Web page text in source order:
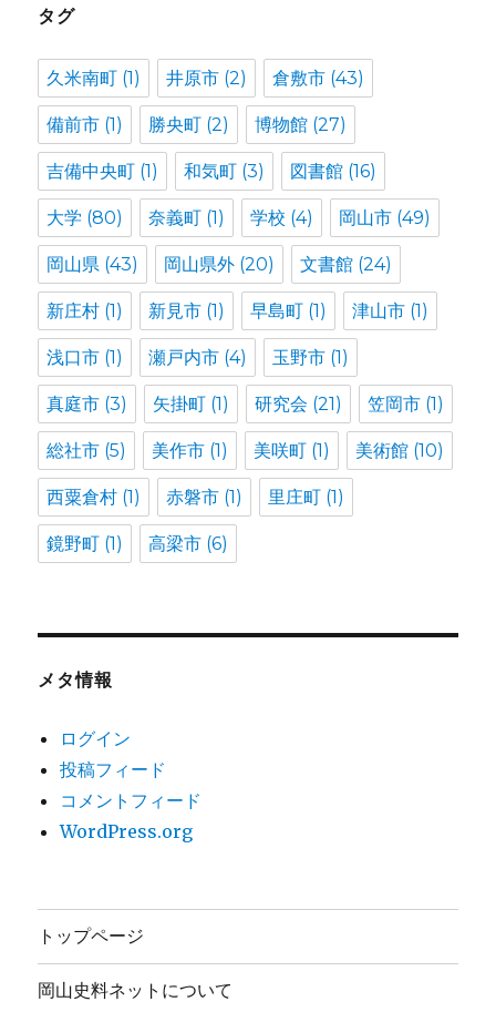
タグ
久米南町 (1) 井原市 (2) 倉敷市 (43)
備前市 (1) 勝央町 (2) 博物館 (27)
吉備中央町 (1) 和気町 (3) 図書館 (16)
大学 (80) 奈義町 (1) 学校 (4) 岡山市 (49)
岡山県 (43) 岡山県外 (20) 文書館 (24)
新庄村 (1) 新見市 (1) 早島町 (1) 津山市 (1)
浅口市 (1) 瀬戸内市 (4) 玉野市 (1)
真庭市 (3) 矢掛町 (1) 研究会 (21) 笠岡市 (1)
総社市 (5) 美作市 (1) 美咲町 (1) 美術館 (10)
西粟倉村 (1) 赤磐市 (1) 里庄町 (1)
鏡野町 (1) 高梁市 (6)
メタ情報
ログイン
投稿フィード
コメントフィード
WordPress.org
トップページ
岡山史料ネットについて